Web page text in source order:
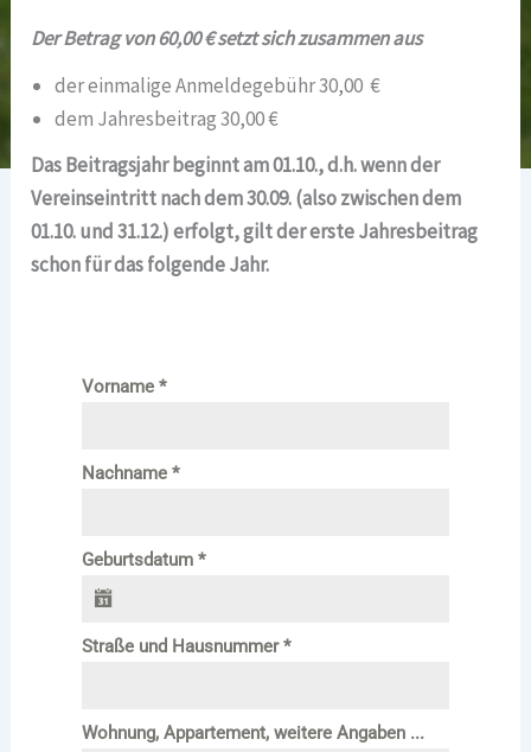
Der Betrag von 60,00 € setzt sich zusammen aus
der einmalige Anmeldegebühr 30,00 €
dem Jahresbeitrag 30,00 €
Das Beitragsjahr beginnt am 01.10., d.h. wenn der
Vereinseintritt nach dem 30.09. (also zwischen dem
01.10. und 31.12.) erfolgt, gilt der erste Jahresbeitrag
schon für das folgende Jahr.
Vorname *
Nachname *
Geburtsdatum *
Straße und Hausnummer*
Wohnung, Appartement, weitere Angaben ...